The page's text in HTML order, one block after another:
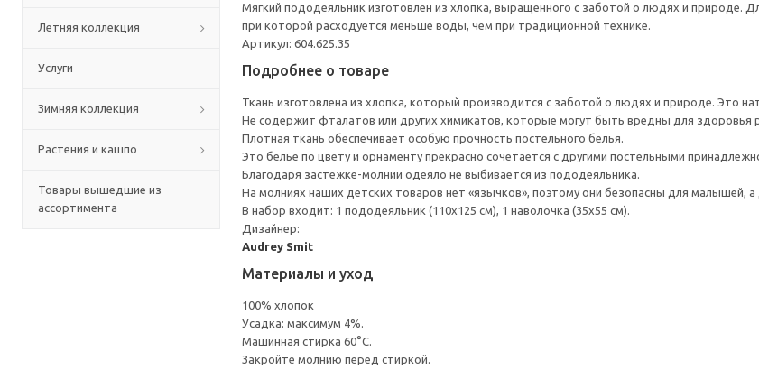
Летняя коллекция
Услуги
Зимняя коллекция
Растения и кашпо
Товары вышедшие из
ассортимента
Мягкий пододеяльник изготовлен из хлопка, выращенного с заботой о людях и природе.
при которой расходуется меньше воды, чем при традиционной технике.
Артикул: 604.625.35
Подробнее о товаре
Ткань изготовлена из хлопка, который производится с заботой о людях и природе. Это
Не содержит фталатов или других химикатов, которые могут быть вредны для здоровья
Плотная ткань обеспечивает особую прочность постельного белья.
Это белье по цвету и орнаменту прекрасно сочетается с другими постельными
Благодаря застежке-молнии одеяло не выбивается из пододеяльника.
На молниях наших детских товаров нет «язычков», поэтому они безопасны для малышей,
В набор входит: 1 пододеяльник (110x125 см), 1 наволочка (35x55 см).
Дизайнер:
Audrey Smit
Материалы и уход
100% хлопок
Усадка: максимум 4%.
Машинная стирка 60°С.
Закройте молнию перед стиркой.